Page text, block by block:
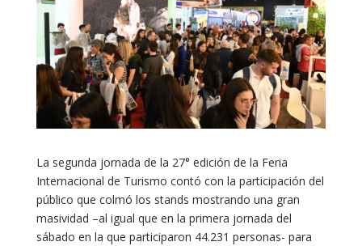
La segunda jornada de la 27° edición de la Feria
Internacional de Turismo contó con la participación del
público que colmó los stands mostrando una gran
masividad –al igual que en la primera jornada del
sábado en la que participaron 44.231 personas- para